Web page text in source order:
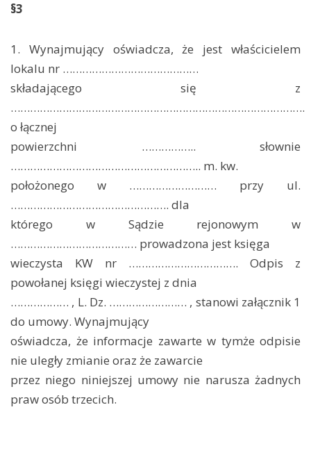
§3
1. Wynajmujący oświadcza, że jest właścicielem
lokalu nr ……………………………………
składającego się z
……………………………………………………………………………….
o łącznej
powierzchni …………….. słownie
………………………………………………….. m. kw.
położonego w ……………………… przy ul.
…………………………………………. dla
którego w Sądzie rejonowym w
………………………………… prowadzona jest księga
wieczysta KW nr ……………………………. Odpis z
powołanej księgi wieczystej z dnia
……………… , L. Dz. …………………… , stanowi załącznik 1
do umowy. Wynajmujący
oświadcza, że informacje zawarte w tymże odpisie
nie uległy zmianie oraz że zawarcie
przez niego niniejszej umowy nie narusza żadnych
praw osób trzecich.